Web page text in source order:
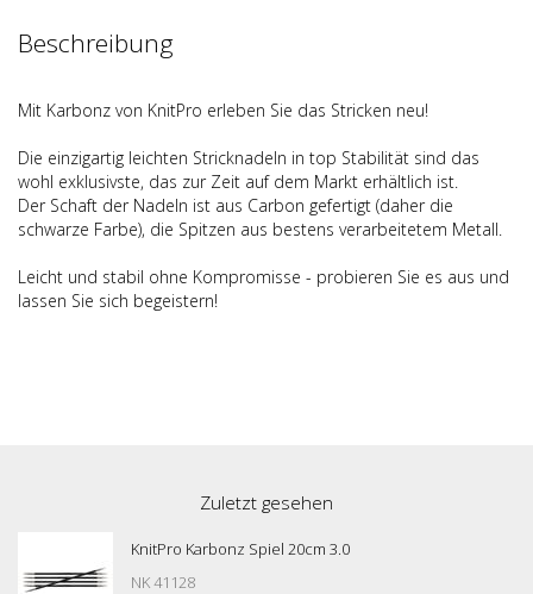
Beschreibung
Mit Karbonz von KnitPro erleben Sie das Stricken neu!
Die einzigartig leichten Stricknadeln in top Stabilität sind das
wohl exklusivste, das zur Zeit auf dem Markt erhältlich ist.
Der Schaft der Nadeln ist aus Carbon gefertigt (daher die
schwarze Farbe), die Spitzen aus bestens verarbeitetem Metall.
Leicht und stabil ohne Kompromisse - probieren Sie es aus und
lassen Sie sich begeistern!
Zuletzt gesehen
KnitPro Karbonz Spiel 20cm 3.0
NK 41128